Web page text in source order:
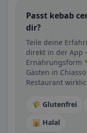
Passt kebab
dir?
Teile deine
direkt in der App
Ernährungsform
Gästen in
Restaurant
🌾 Glutenfrei
🕌 Halal